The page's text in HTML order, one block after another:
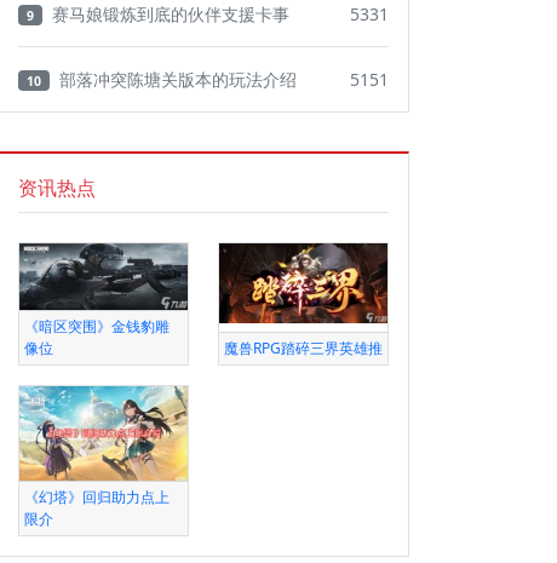
9 赛马娘锻炼到底的伙伴支援卡事 5331
10 部落冲突陈塘关版本的玩法介绍 5151
资讯热点
《暗区突围》金钱豹雕
像位
魔兽RPG踏碎三界英雄推
《幻塔》回归助力点上
限介